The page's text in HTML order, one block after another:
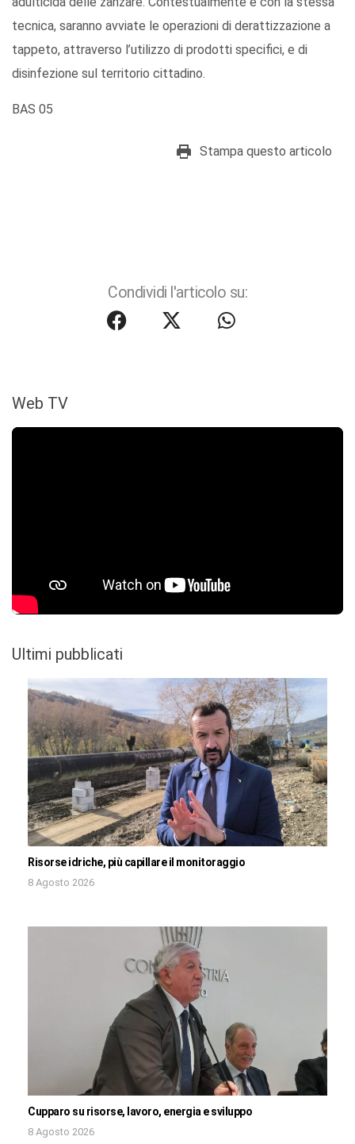
tecnica, saranno avviate le operazioni di derattizzazione a
tappeto, attraverso l’utilizzo di prodotti specifici, e di
disinfezione sul territorio cittadino.
BAS 05
Stampa questo articolo
Condividi l'articolo su:
Web TV
Ultimi pubblicati
Risorse idriche, più capillare il monitoraggio
8 Agosto 2026
Cupparo su risorse, lavoro, energia e sviluppo
8 Agosto 2026